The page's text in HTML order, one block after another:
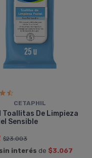
CETAPHIL
Toallitas De Limpieza
Sensible
$23.003
sin interés de $3.067